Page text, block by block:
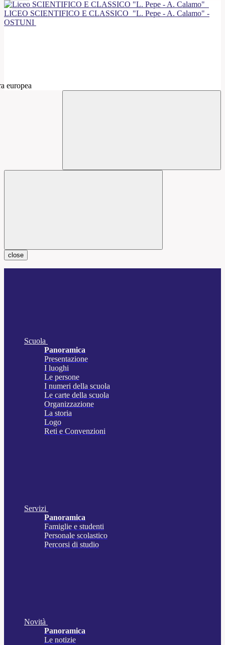
LICEO SCIENTIFICO E CLASSICO "L. Pepe - A. Calamo" -
OSTUNI
close
Scuola
Panoramica
Presentazione
I luoghi
Le persone
I numeri della scuola
Le carte della scuola
Organizzazione
La storia
Logo
Reti e Convenzioni
Servizi
Panoramica
Famiglie e studenti
Personale scolastico
Percorsi di studio
Novità
Panoramica
Le notizie